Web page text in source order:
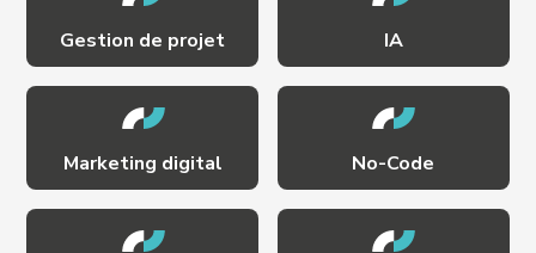
Gestion de projet IA
Marketing digital No-Code